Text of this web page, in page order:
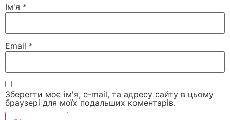
Ім'я *
Email *
Зберегти моє ім'я, e-mail, та адресу сайту в цьому
браузері для моїх подальших коментарів.